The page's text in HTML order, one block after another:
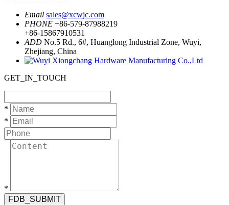
Email sales@xcwjc.com
PHONE +86-579-87988219
+86-15867910531
ADD No.5 Rd., 6#, Huanglong Industrial Zone, Wuyi,
Zhejiang, China
GET_IN_TOUCH
*
*
*
FDB_SUBMIT